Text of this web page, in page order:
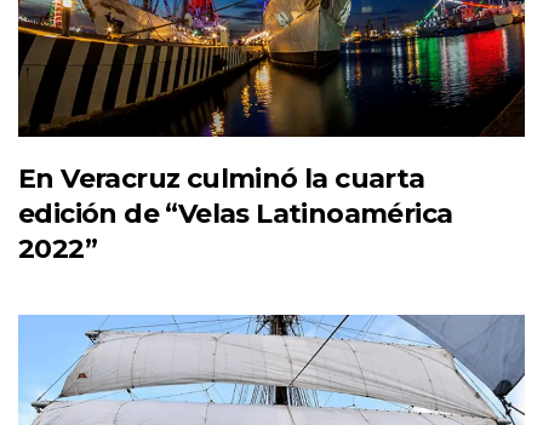
En Veracruz culminó la cuarta
edición de “Velas Latinoamérica
2022”